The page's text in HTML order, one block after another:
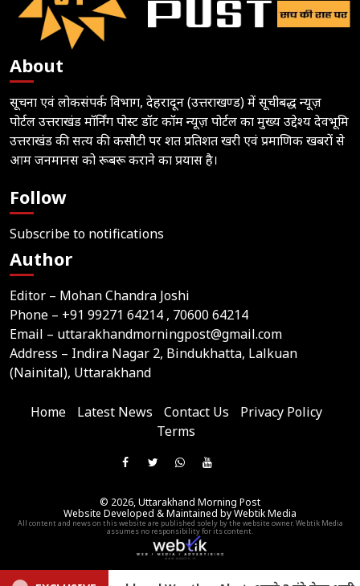
About
सूचना एवं लोकसंपर्क विभाग, देहरादून (उत्तराखण्ड) में सूचीबद्ध न्यूज़
पोर्टल उत्तराखंड मॉर्निंग पोस्ट डॉट कॉम न्यूज़ पोर्टल का मुख्य उद्देश्य देवभूमि
उत्तराखंड की सत्य की कसौटी पर शत प्रतिशत खरी एवं प्रमाणिक खबरों से
आम जनमानस को रूबरू कराने का प्रयास है।
Follow
Subscribe to notifications
Author
Editor – Mohan Chandra Joshi
Phone – +91 99271 64214 , 70600 64214
Email – uttarakhandmorningpost@gmail.com
Address – Indira Nagar 2, Bindukhatta, Lalkuan
(Nainital), Uttarakhand
Home Latest News Contact Us
Privacy Policy
Terms
Like
On
Facebook
Follow
On
Twitter
Join
WhatsApp
Group
Subscribe
YouTube
Channel
on
Telegram
© 2026,Uttarakhand Morning Post
Website Developed & Maintained by Webtik Media
All content and news on this website are published solely by the website owner. Webtik Media
assumes no responsibility for its content.